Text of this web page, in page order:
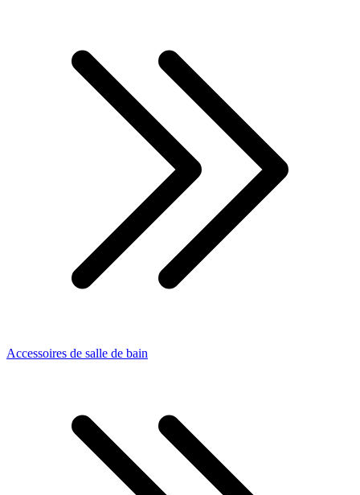
Accessoires de salle de bain